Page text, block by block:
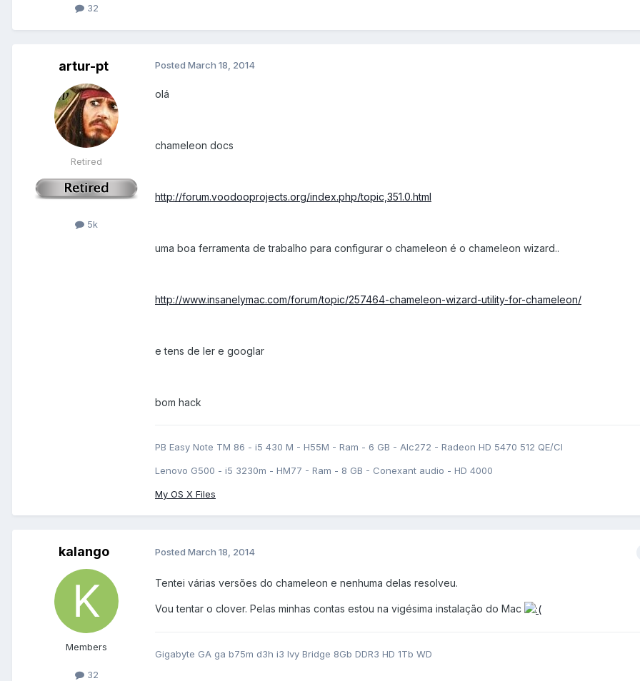
32
artur-pt
Retired
5k
Posted March 18, 2014
olá
chameleon docs
http://forum.voodooprojects.org/index.php/topic,351.0.html
uma boa ferramenta de trabalho para configurar o chameleon é o chameleon wizard..
http://www.insanelymac.com/forum/topic/257464-chameleon-wizard-utility-for-chameleon/
e tens de ler e googlar
bom hack
PB Easy Note TM 86 - i5 430 M - H55M - Ram - 6 GB - Alc272 - Radeon HD 5470 512 QE/CI
Lenovo G500 - i5 3230m - HM77 - Ram - 8 GB - Conexant audio - HD 4000
My OS X Files
kalango
Members
32
Posted March 18, 2014
Tentei várias versões do chameleon e nenhuma delas resolveu.
Vou tentar o clover. Pelas minhas contas estou na vigésima instalação do Mac
Gigabyte GA ga b75m d3h i3 Ivy Bridge 8Gb DDR3 HD 1Tb WD